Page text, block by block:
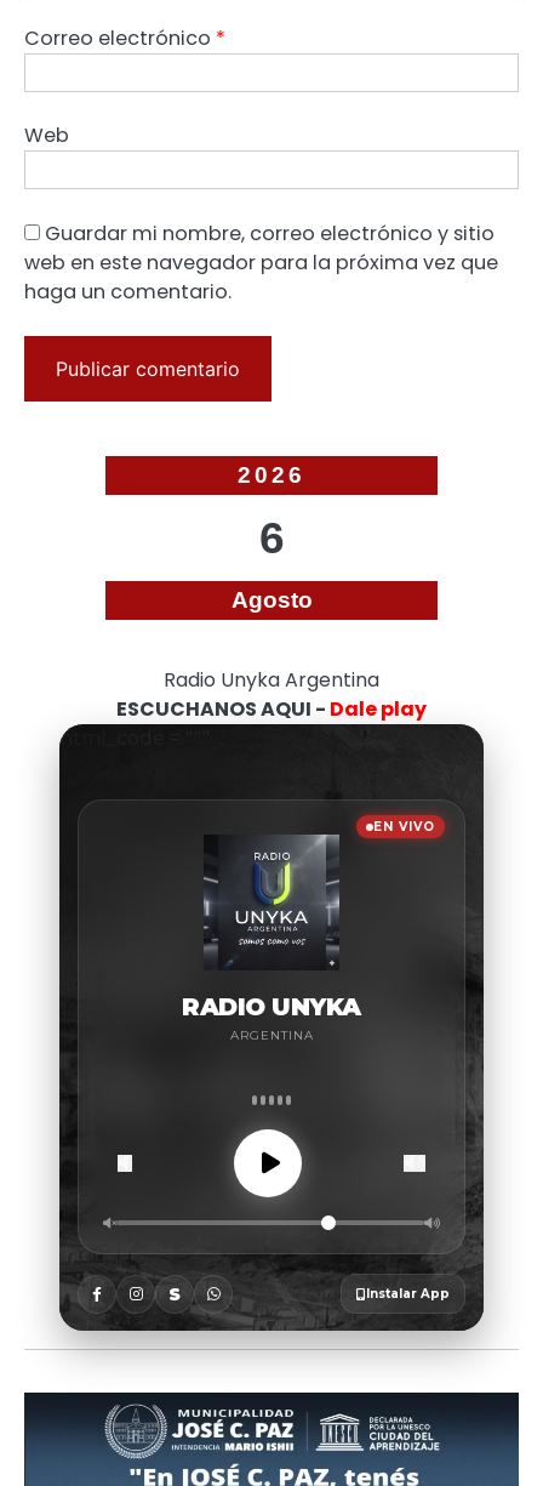
Correo electrónico *
Web
Guardar mi nombre, correo electrónico y sitio
web en este navegador para la próxima vez que
haga un comentario.
2026
6
Agosto
Radio Unyka Argentina
ESCUCHANOS AQUI - Dale play